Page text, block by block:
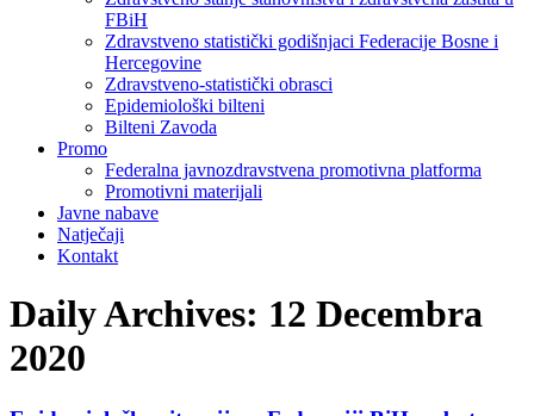
FBiH
Zdravstveno statistički godišnjaci Federacije Bosne i
Hercegovine
Zdravstveno-statistički obrasci
Epidemiološki bilteni
Bilteni Zavoda
Promo
Federalna javnozdravstvena promotivna platforma
Promotivni materijali
Javne nabave
Natječaji
Kontakt
Daily Archives: 12 Decembra
2020